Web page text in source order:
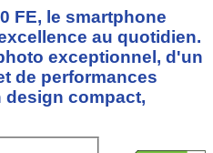
FE, le smartphone
au quotidien.
exceptionnel, d'un
de performances
design compact,